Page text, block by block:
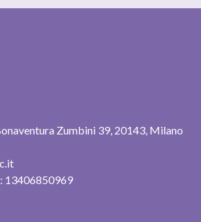
Zumbini 39, 20143, Milano
13406850969